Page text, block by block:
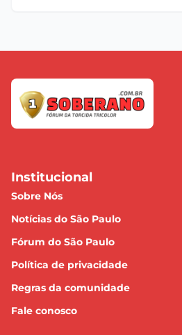
Institucional
Sobre Nós
Notícias do São Paulo
Fórum do São Paulo
Política de privacidade
Regras da comunidade
Fale conosco